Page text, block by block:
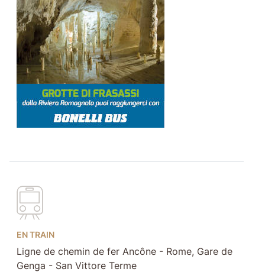
EN TRAIN
Ligne de chemin de fer Ancône - Rome, Gare de
Genga - San Vittore Terme